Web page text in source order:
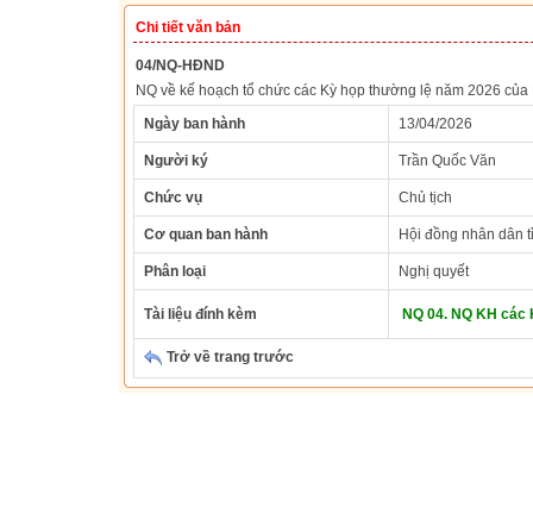
Chi tiết văn bản
04/NQ-HĐND
NQ về kế hoạch tổ chức các Kỳ họp thường lệ năm 2026
Ngày ban hành
13/04/2026
Người ký Trần Quốc Văn
Chức vụ Chủ tịch
Cơ quan ban hành Hội đồng nhân dân
Phân loại Nghị quyết
Tài liệu đính kèm NQ 04. NQ KH
Trở về trang trước